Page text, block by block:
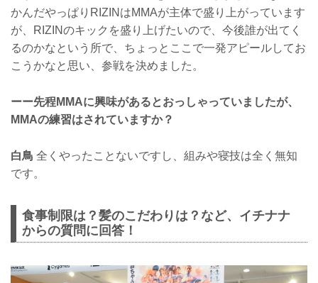
かんだやっぱりRIZINはMMAが主体で盛り上がっています
が、RIZINのキックを盛り上げたいので、今後誰が出てく
るのかなという所で、ちょっとここで一発アピールしてお
こうかなと思い、参戦を決めました。
ーー先程MMAに興味があるとおっしゃっていましたが、
MMAの練習はされていますか？
白鳥 全くやったことないですし、組みや寝技は全く無知
です。
食事制限は？髪のこだわりは？など、イチナナ
からの質問に回答！